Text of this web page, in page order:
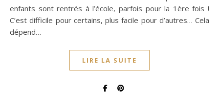
enfants sont rentrés à l’école, parfois pour la 1ère fois !
C’est difficile pour certains, plus facile pour d’autres… Cela
dépend…
LIRE LA SUITE